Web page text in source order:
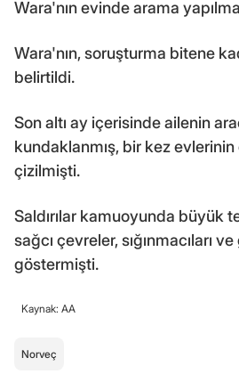
Wara'nın evinde arama
Wara'nın, soruşturma bitene
belirtildi.
Son altı ay içerisinde ailenin
kundaklanmış, bir kez evlerinin
çizilmişti.
Saldırılar kamuoyunda büyük
sağcı çevreler, sığınmacıları
göstermişti.
Kaynak: AA
Norveç